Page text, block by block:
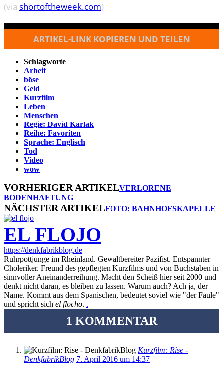
(via shortoftheweek.com)
ARTIKEL-LINK KOPIEREN UND TEILEN
Schlagworte
Arbeit
böse
Geld
Kurzfilm
Leben
Menschen
Regie: David Karlak
Reihe: Favoriten
Sprache: Englisch
Tod
Video
wow
VORHERIGER ARTIKELVERLORENE
BODENHAFTUNG
NÄCHSTER ARTIKELFOTO: BAHNHOFSKAPELLE
EL FLOJO
https://denkfabrikblog.de
Ruhrpottjunge im Rheinland. Gewaltbereiter Pazifist. Entspannter
Choleriker. Freund des gepflegten Kurzfilms und von Buchstaben in
sinnvoller Aneinanderreihung. Macht den Scheiß hier seit 2000 und
denkt nicht daran, es bleiben zu lassen. Warum auch? Ach ja, der
Name. Kommt aus dem Spanischen, bedeutet soviel wie "der Faule"
und spricht sich el flocho. .
1 KOMMENTAR
Kurzfilm: Rise -
DenkfabrikBlog 7. April 2016 um 14:37